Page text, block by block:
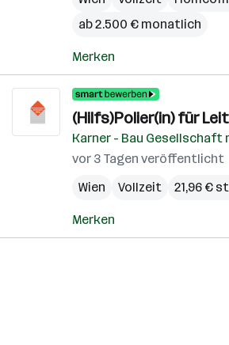
ab 2.500 € monatlich
Merken
(Hilfs)Polier(in) für
Karner - Bau Gesellschaft
vor 3 Tagen veröffentlicht
Wien
Vollzeit 21,96 €
Merken